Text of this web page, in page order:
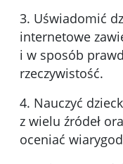
3. Uświadomić
internetowe
i w sposób
rzeczywistość.
4. Nauczyć
z wielu źródeł
oceniać